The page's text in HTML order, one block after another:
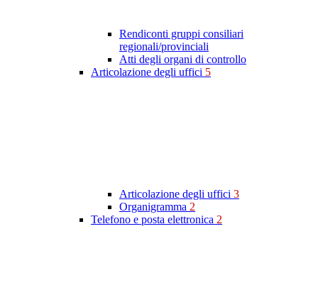
Rendiconti gruppi consiliari
regionali/provinciali
Atti degli organi di controllo
Articolazione degli uffici 5
Articolazione degli uffici 3
Organigramma 2
Telefono e posta elettronica 2